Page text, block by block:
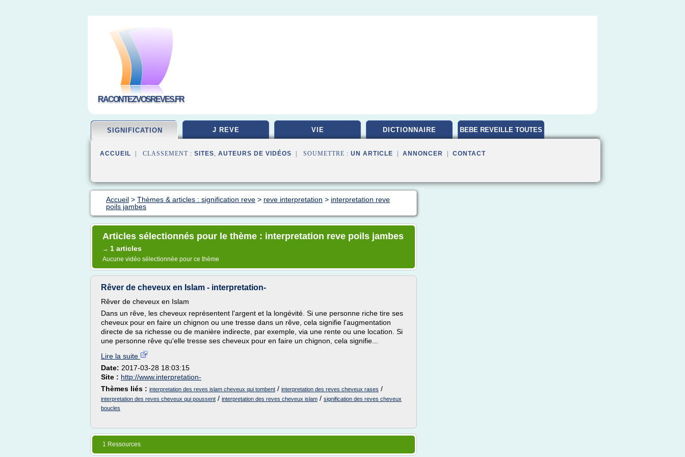
RACONTEZVOSREVES.FR
SIGNIFICATION J REVE VIE DICTIONNAIRE BEBE REVEILLE TOUTES
ACCUEIL | CLASSEMENT : SITES, AUTEURS DE VIDÉOS | SOUMETTRE : UN ARTICLE ANNONCER CONTACT
Accueil > Thèmes & articles : signification reve > reve interpretation > interpretation reve
poils jambes
Articles sélectionnés pour le thème : interpretation reve poils jambes
→ 1 articles
Aucune vidéo sélectionnée pour ce thème
Rêver de cheveux en Islam - interpretation-
Rêver de cheveux en Islam
Dans un rêve, les cheveux représentent l'argent et la longévité. Si une personne riche tire ses
cheveux pour en faire un chignon ou une tresse dans un rêve, cela signifie l'augmentation
directe de sa richesse ou de manière indirecte, par exemple, via une rente ou une location. Si
une personne rêve qu'elle tresse ses cheveux pour en faire un chignon, cela signifie...
Lire la suite
Date: 2017-03-28 18:03:15
Site : http://www.interpretation-
Thèmes liés : interpretation des reves islam cheveux qui tombent / interpretation des reves cheveux rases /
interpretation des reves cheveux qui poussent / interpretation des reves cheveux islam / signification des reves cheveux
boucles
1 Ressources